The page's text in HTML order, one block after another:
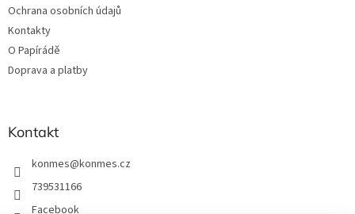
Ochrana osobních údajů
Kontakty
O Papírádě
Doprava a platby
Kontakt
konmes@konmes.cz
739531166
Facebook